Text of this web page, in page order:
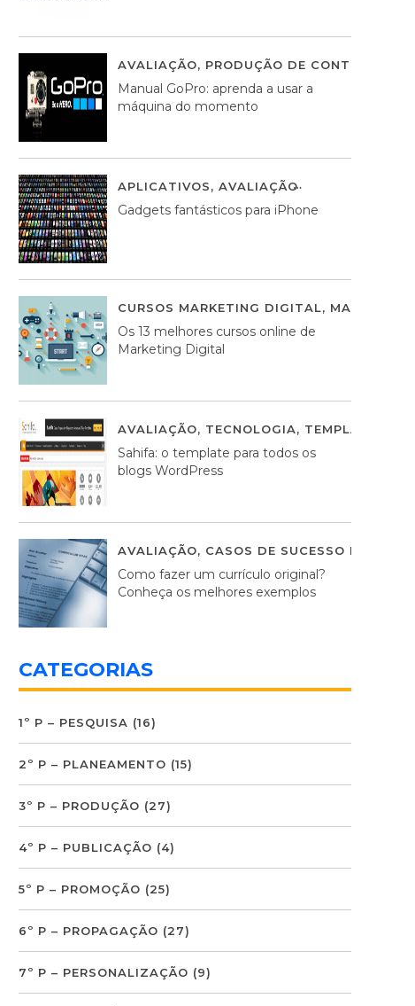
AVALIAÇÃO, PRODUÇÃO DE CONTEÚDOS
Manual GoPro: aprenda a usar a
máquina do momento
APLICATIVOS, AVALIAÇÃO
Gadgets fantásticos para iPhone
CURSOS MARKETING DIGITAL,
Os 13 melhores cursos online de
Marketing Digital
AVALIAÇÃO, TECNOLOGIA, TEMPLATES
Sahifa: o template para todos os
blogs WordPress
AVALIAÇÃO, CASOS DE SUCESSO DE
Como fazer um currículo original?
Conheça os melhores exemplos
CATEGORIAS
1º P – PESQUISA (16)
2º P – PLANEAMENTO (15)
3º P – PRODUÇÃO (27)
4º P – PUBLICAÇÃO (4)
5º P – PROMOÇÃO (25)
6º P – PROPAGAÇÃO (27)
7º P – PERSONALIZAÇÃO (9)